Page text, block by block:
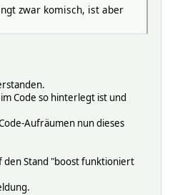
zwar komisch, ist aber
Code so hinterlegt ist und
Aufräumen nun dieses
den Stand "boost funktioniert